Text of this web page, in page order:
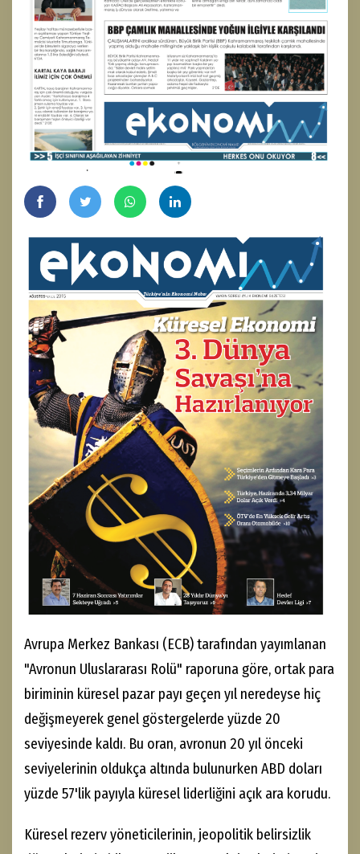
Avrupa Merkez Bankası (ECB) tarafından yayımlanan
"Avronun Uluslararası Rolü" raporuna göre, ortak para
biriminin küresel pazar payı geçen yıl neredeyse hiç
değişmeyerek genel göstergelerde yüzde 20
seviyesinde kaldı. Bu oran, avronun 20 yıl önceki
seviyelerinin oldukça altında bulunurken ABD doları
yüzde 57'lik payıyla küresel liderliğini açık ara korudu.
Küresel rezerv yöneticilerinin, jeopolitik belirsizlik